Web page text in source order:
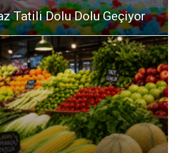
Tatili Dolu Dolu Geçiyor